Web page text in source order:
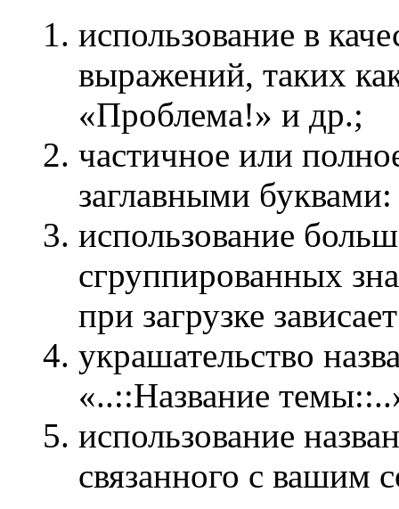
использование в
выражений, таких
«Проблема!» и др.;
частичное или
заглавными
использование
сгруппированных
при загрузке
украшательство
«..::Название
использование
связанного с вашим